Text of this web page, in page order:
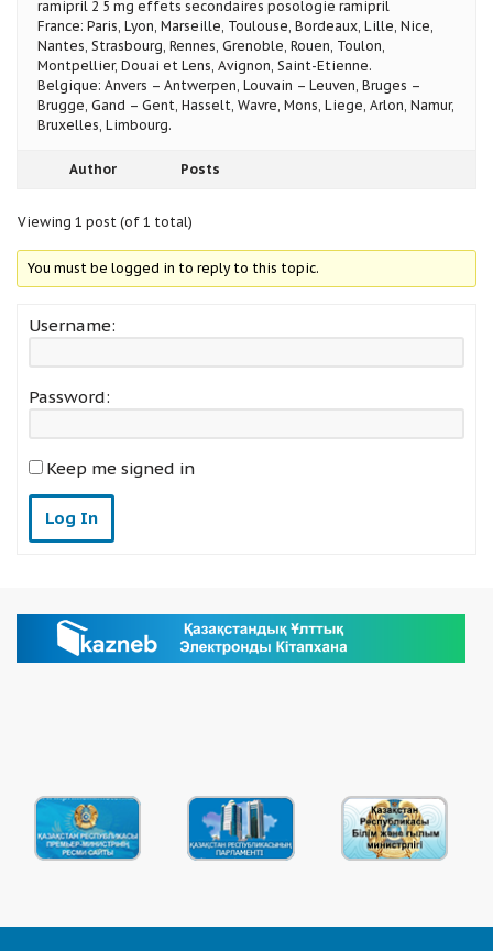
ramipril 2 5 mg effets secondaires posologie ramipril
France: Paris, Lyon, Marseille, Toulouse, Bordeaux, Lille, Nice,
Nantes, Strasbourg, Rennes, Grenoble, Rouen, Toulon,
Montpellier, Douai et Lens, Avignon, Saint-Etienne.
Belgique: Anvers – Antwerpen, Louvain – Leuven, Bruges –
Brugge, Gand – Gent, Hasselt, Wavre, Mons, Liege, Arlon, Namur,
Bruxelles, Limbourg.
Author Posts
Viewing 1 post (of 1 total)
You must be logged in to reply to this topic.
Username:
Password:
Keep me signed in
Log In